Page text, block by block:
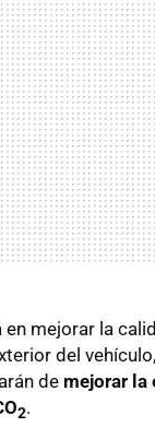
mejorar la
del
de mejorar la
2.